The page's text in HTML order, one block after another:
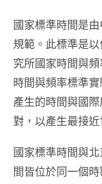
國家標準時間是
規範。此標準是
究所國家時間與
時間與頻率標準
產生的時間與國
對，以產生最接
國家標準時間與
間皆位於同一個